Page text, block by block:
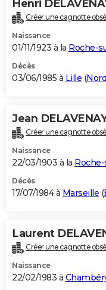
Henri
Créer une cagnotte
Naissance
01/11/1923 à la Roche-
Décès
03/06/1985 à Lille (Nord
Jean
Créer une cagnotte
Naissance
22/03/1903 à la
Décès
17/07/1984 à Marseille (
Laurent
Créer une cagnotte
Naissance
22/02/1983 à